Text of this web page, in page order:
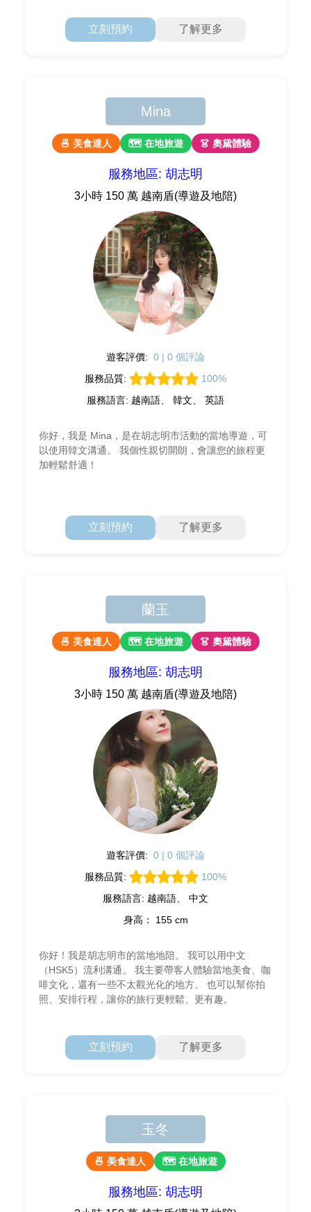
立刻預約 了解更多
Mina
🍜 美食達人 🗺 在地旅遊 👗 奧黛體驗
服務地區: 胡志明
3小時 150 萬 越南盾(導遊及地陪)
遊客評價: 0 | 0 個評論
服務品質:
100%
服務語言: 越南語、 韓文、 英語
你好，我是 Mina，是在胡志明市活動的當地導遊，可
以使用韓文溝通。 我個性親切開朗，會讓您的旅程更
加輕鬆舒適！
立刻預約 了解更多
蘭玉
🍜 美食達人 🗺 在地旅遊 👗 奧黛體驗
服務地區: 胡志明
3小時 150 萬 越南盾(導遊及地陪)
遊客評價: 0 | 0 個評論
服務品質:
100%
服務語言: 越南語、 中文
身高： 155 cm
你好！我是胡志明市的當地地陪。 我可以用中文
（HSK5）流利溝通。 我主要帶客人體驗當地美食、咖
啡文化，還有一些不太觀光化的地方。 也可以幫你拍
照、安排行程，讓你的旅行更輕鬆、更有趣。
立刻預約 了解更多
玉冬
🍜 美食達人 🗺 在地旅遊
服務地區: 胡志明